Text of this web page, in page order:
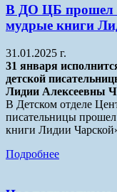
В ДО ЦБ прошел
мудрые книги
31.01.2025 г.
31 января
детской
Лидии Алексеевны
В Детском отделе
писательницы
книги Лидии
Подробнее